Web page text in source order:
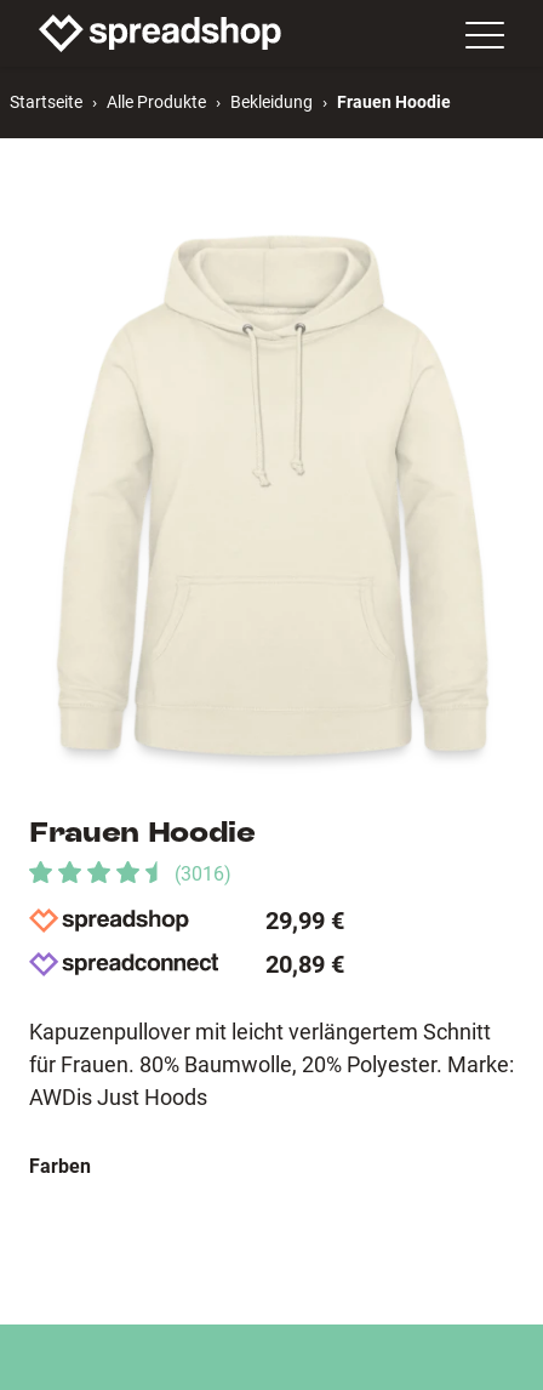
Startseite Alle Produkte Bekleidung Frauen Hoodie
Frauen Hoodie
(3016)
29,99 €
20,89 €
Kapuzenpullover mit leicht verlängertem Schnitt
für Frauen. 80% Baumwolle, 20% Polyester. Marke:
AWDis Just Hoods
Farben